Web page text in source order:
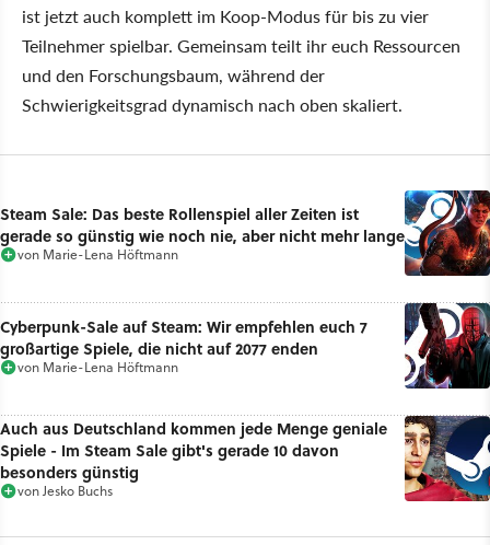
ist jetzt auch komplett im Koop-Modus für bis zu vier
Teilnehmer spielbar. Gemeinsam teilt ihr euch Ressourcen
und den Forschungsbaum, während der
Schwierigkeitsgrad dynamisch nach oben skaliert.
Steam Sale: Das beste Rollenspiel aller Zeiten ist
gerade so günstig wie noch nie, aber nicht mehr lange
von Marie-Lena Höftmann
Cyberpunk-Sale auf Steam: Wir empfehlen euch 7
großartige Spiele, die nicht auf 2077 enden
von Marie-Lena Höftmann
Auch aus Deutschland kommen jede Menge geniale
Spiele - Im Steam Sale gibt's gerade 10 davon
besonders günstig
vonJesko Buchs